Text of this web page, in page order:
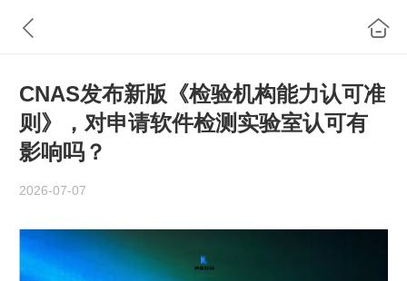
CNAS发布新版《检验机构能力认可准
则》，对申请软件检测实验室认可有
影响吗？
2026-07-07